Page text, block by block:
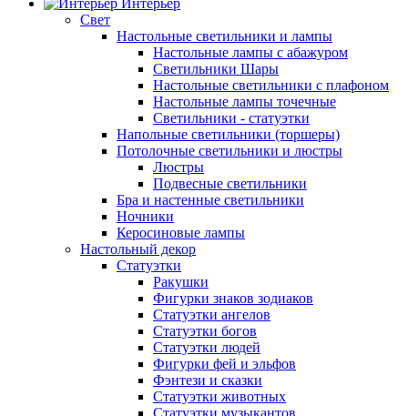
Интерьер
Свет
Настольные светильники и лампы
Настольные лампы с абажуром
Светильники Шары
Настольные светильники с плафоном
Настольные лампы точечные
Светильники - статуэтки
Напольные светильники (торшеры)
Потолочные светильники и люстры
Люстры
Подвесные светильники
Бра и настенные светильники
Ночники
Керосиновые лампы
Настольный декор
Статуэтки
Ракушки
Фигурки знаков зодиаков
Статуэтки ангелов
Статуэтки богов
Статуэтки людей
Фигурки фей и эльфов
Фэнтези и сказки
Статуэтки животных
Статуэтки музыкантов